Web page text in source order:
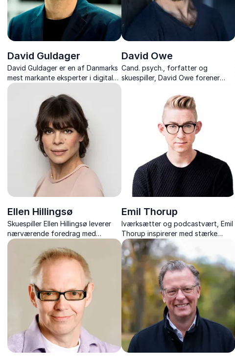
David Guldager
David Guldager er en af Danmarks
mest markante eksperter i digitale
trends, gadgets og fremtidens
David Owe
Cand. psych., forfatter og
skuespiller, David Owe forener
foredrag, der inspirerer til styrke,
trivsel og nye vaner.
Ellen Hillingsø
Skuespiller Ellen Hillingsø leverer
nærværende foredrag med
selvironi, indsigt og inspirerende
historier fra et liv på og bag
Emil Thorup
Iværksætter og podcastvært, Emil
Thorup inspirerer med stærke
foredrag om iværksætteri,
motivation, sundhed og troen på
egne drømme.